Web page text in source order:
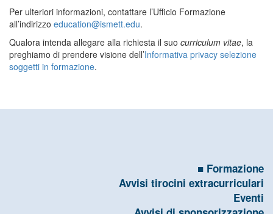
Per ulteriori informazioni, contattare l’Ufficio Formazione
all’indirizzo education@ismett.edu.
Qualora intenda allegare alla richiesta il suo curriculum vitae, la
preghiamo di prendere visione dell’Informativa privacy selezione
soggetti in formazione.
Formazione
Avvisi tirocini extracurriculari
Eventi